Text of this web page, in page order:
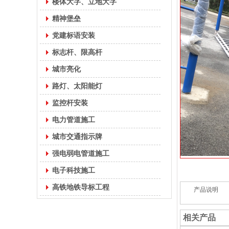
精神堡垒
党建标语安装
标志杆、限高杆
城市亮化
路灯、太阳能灯
监控杆安装
电力管道施工
城市交通指示牌
强电弱电管道施工
电子科技施工
高铁地铁导标工程 产品说明
相关产品